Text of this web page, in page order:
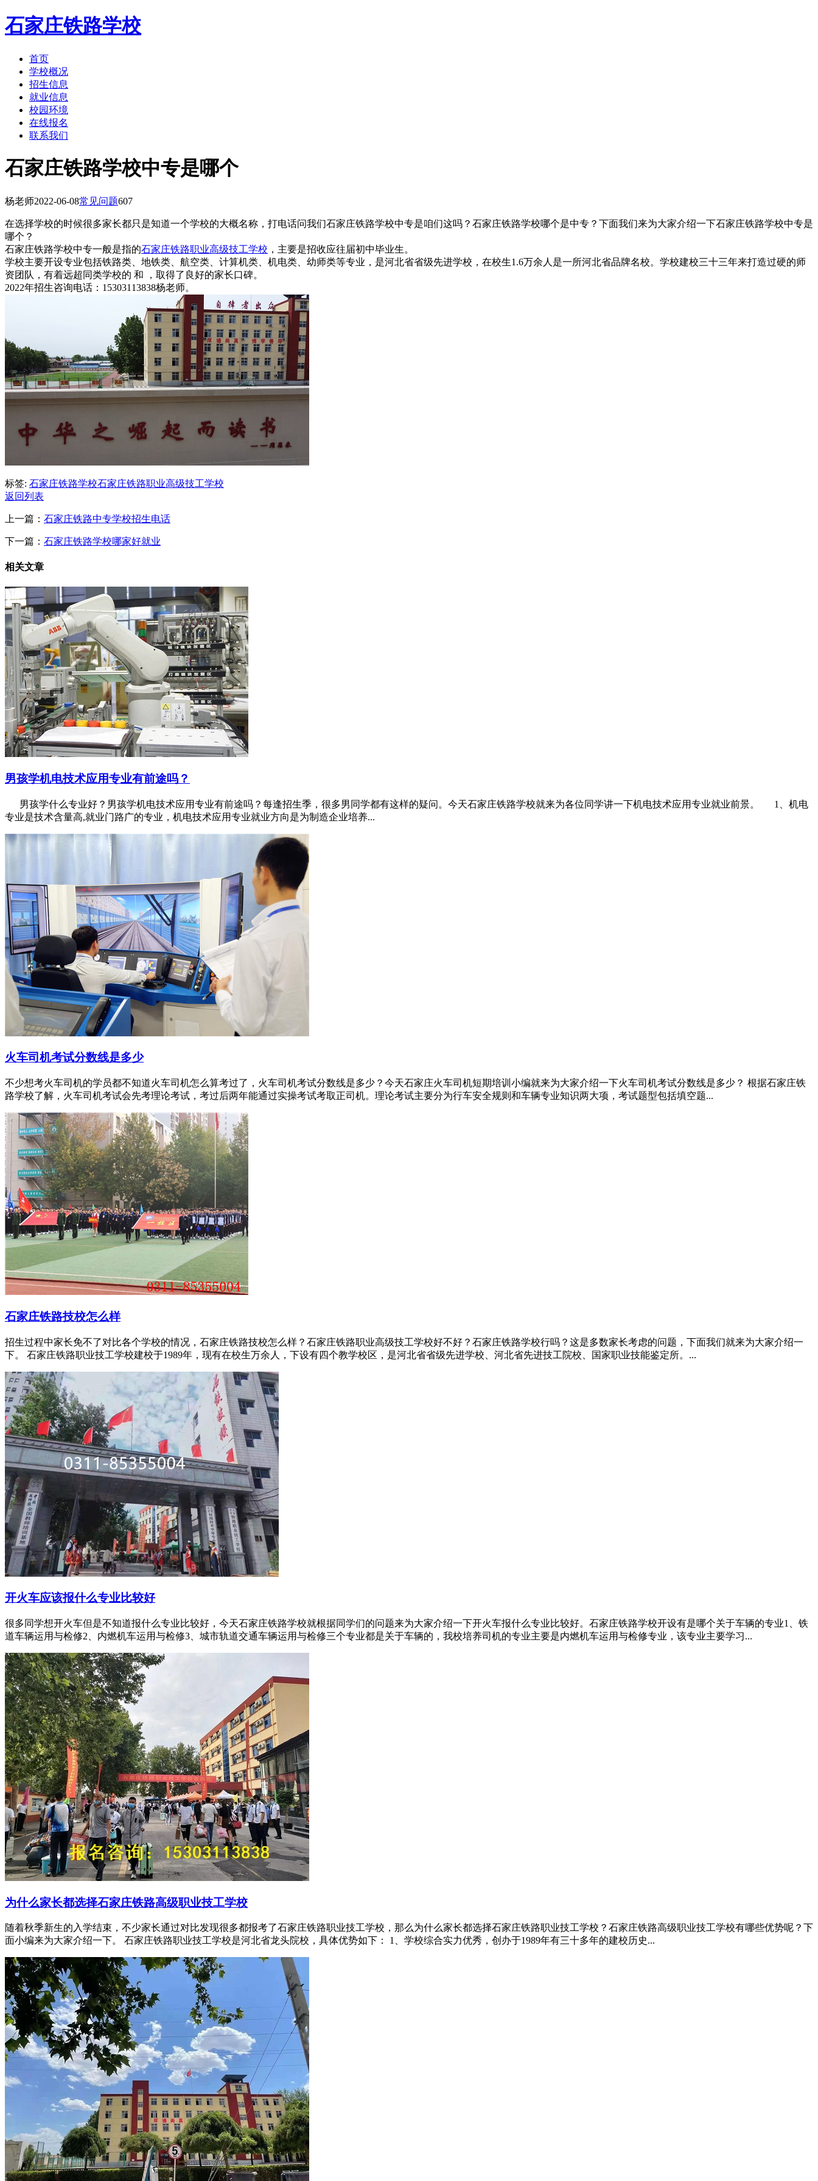
石家庄铁路学校
首页
学校概况
招生信息
就业信息
校园环境
在线报名
联系我们
石家庄铁路学校中专是哪个
杨老师2022-06-08常见问题607
在选择学校的时候很多家长都只是知道一个学校的大概名称，打电话问我们石家庄铁路学校中专是咱们这吗？石家庄铁路学校哪个是中专？下面我们来为大家介绍一下石家庄铁路学校中专是
哪个？
石家庄铁路学校中专一般是指的石家庄铁路职业高级技工学校 ，主要是招收应往届初中毕业生。
学校主要开设专业包括铁路类、地铁类、航空类、计算机类、机电类、幼师类等专业，是河北省省级先进学校，在校生1.6万余人是一所河北省品牌名校。学校建校三十三年来打造过硬的师
资团队，有着远超同类学校的 和 ，取得了良好的家长口碑。
2022年招生咨询电话：15303113838杨老师。
标签: 石家庄铁路学校石家庄铁路职业高级技工学校
返回列表
上一篇： 石家庄铁路中专学校招生电话
下一篇： 石家庄铁路学校哪家好就业
相关文章
男孩学机电技术应用专业有前途吗？
男孩学什么专业好？男孩学机电技术应用专业有前途吗？每逢招生季，很多男同学都有这样的疑问。今天石家庄铁路学校就来为各位同学讲一下机电技术应用专业就业前景。 1、机电
专业是技术含量高,就业门路广的专业，机电技术应用专业就业方向是为制造企业培养...
火车司机考试分数线是多少
不少想考火车司机的学员都不知道火车司机怎么算考过了，火车司机考试分数线是多少？今天石家庄火车司机短期培训小编就来为大家介绍一下火车司机考试分数线是多少？ 根据石家庄铁
路学校了解，火车司机考试会先考理论考试，考过后两年能通过实操考试考取正司机。理论考试主要分为行车安全规则和车辆专业知识两大项，考试题型包括填空题...
石家庄铁路技校怎么样
招生过程中家长免不了对比各个学校的情况，石家庄铁路技校怎么样？石家庄铁路职业高级技工学校好不好？石家庄铁路学校行吗？这是多数家长考虑的问题，下面我们就来为大家介绍一
下。 石家庄铁路职业技工学校建校于1989年，现有在校生万余人，下设有四个教学校区，是河北省省级先进学校、河北省先进技工院校、国家职业技能鉴定所。...
开火车应该报什么专业比较好
很多同学想开火车但是不知道报什么专业比较好，今天石家庄铁路学校就根据同学们的问题来为大家介绍一下开火车报什么专业比较好。石家庄铁路学校开设有是哪个关于车辆的专业1、铁
道车辆运用与检修2、内燃机车运用与检修3、城市轨道交通车辆运用与检修三个专业都是关于车辆的，我校培养司机的专业主要是内燃机车运用与检修专业，该专业主要学习...
为什么家长都选择石家庄铁路高级职业技工学校
随着秋季新生的入学结束，不少家长通过对比发现很多都报考了石家庄铁路职业技工学校，那么为什么家长都选择石家庄铁路职业技工学校？石家庄铁路高级职业技工学校有哪些优势呢？下
面小编来为大家介绍一下。 石家庄铁路职业技工学校是河北省龙头院校，具体优势如下： 1、学校综合实力优秀，创办于1989年有三十多年的建校历史...